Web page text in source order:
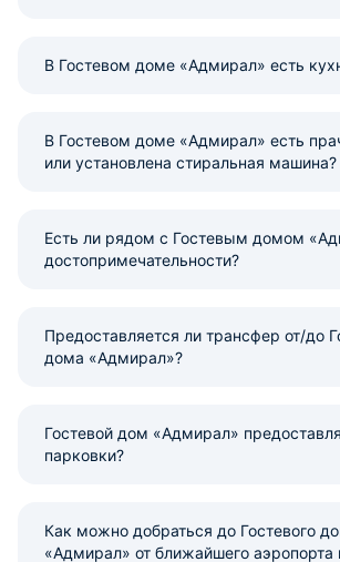
В Гостевом доме «Адмирал» есть
В Гостевом доме «Адмирал» есть
или установлена стиральная машина?
Есть ли рядом с Гостевым домом
достопримечательности?
Предоставляется ли трансфер от/до
дома «Адмирал»?
Гостевой дом «Адмирал»
парковки?
Как можно добраться до Гостевого
«Адмирал» от ближайшего